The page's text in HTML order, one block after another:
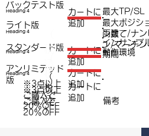
バックテスト版
スタンダード版
アンリミテッド
版
最大ポジシ
ン数
Heading 4
​カートに
追加
税
込
）
Heading 4
​カートに
追加
Heading 4
※3点以上
ご購入で​
20％OFF
税
込
）
​カートに
追加
Heading 4
（
税
込
）
※3点以上
ご購入で​
20％OFF
​カートに
追加
ライト版
最大TP/SL
両建て/ナン
ン/マーチン
インサンプ
期間
動作環境
備考